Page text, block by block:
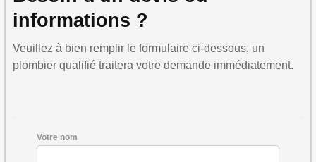
informations ?
Veuillez à bien remplir le formulaire ci-dessous, un
plombier qualifié traitera votre demande immédiatement.
Votre nom